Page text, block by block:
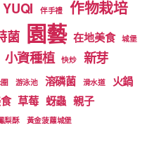
YUQI 伴手禮 作物栽培
菌 園藝 在地美食
城堡
小資種植 快炒 新芽
游泳池 溶磷菌 滑水道 火鍋
草莓 蚜蟲 親子
梨酥 黃金菠蘿城堡